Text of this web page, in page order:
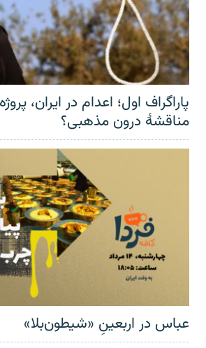
پاراگراف اول؛ اعدام در ایران،
مناقشهٔ درون مذهبی؟
عباس در اربعینِ «شیطون‌بلا»